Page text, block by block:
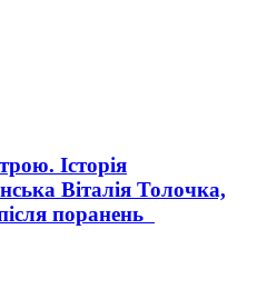
Історія
Віталія Толочка,
поранень